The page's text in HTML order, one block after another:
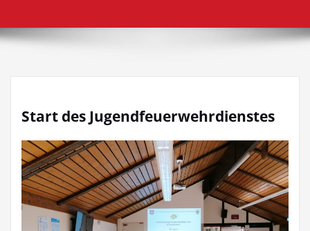
Start des Jugendfeuerwehrdienstes